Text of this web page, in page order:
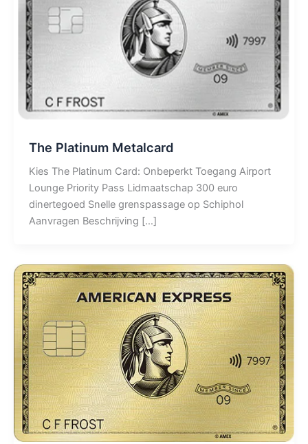
The Platinum Metalcard
Kies The Platinum Card: Onbeperkt Toegang Airport
Lounge Priority Pass Lidmaatschap 300 euro
dinertegoed Snelle grenspassage op Schiphol
Aanvragen Beschrijving […]